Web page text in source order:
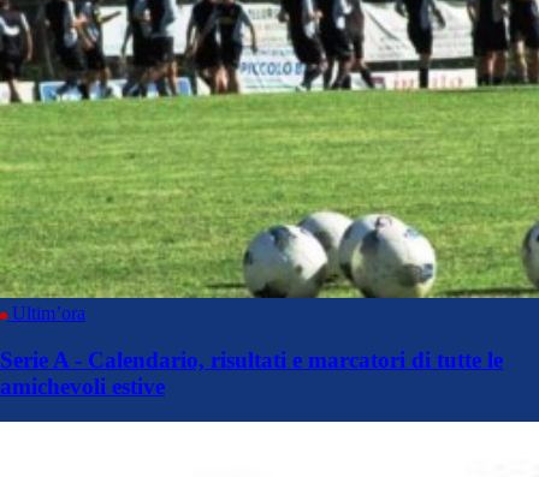
Ultim’ora
Serie A - Calendario, risultati e marcatori di tutte le
amichevoli estive